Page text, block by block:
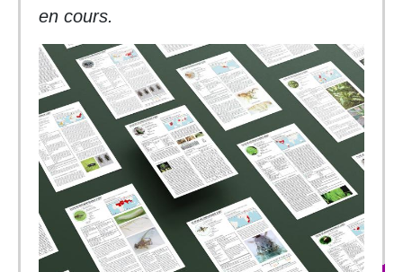
en cours.